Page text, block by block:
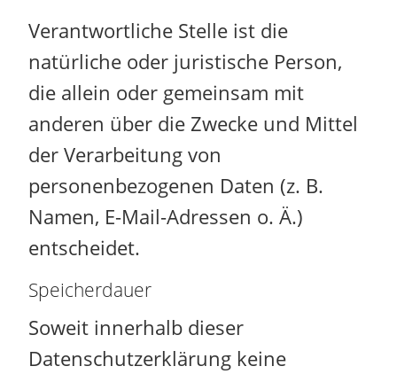
Verantwortliche Stelle ist die
natürliche oder juristische Person,
die allein oder gemeinsam mit
anderen über die Zwecke und Mittel
der Verarbeitung von
personenbezogenen Daten (z. B.
Namen, E-Mail-Adressen o. Ä.)
entscheidet.
Speicherdauer
Soweit innerhalb dieser
Datenschutzerklärung keine